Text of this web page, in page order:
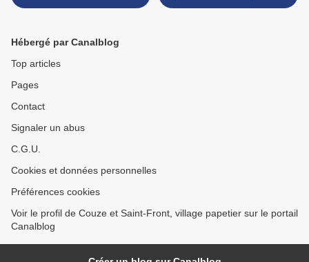
2012 >
Hébergé par Canalblog
Top articles
Pages
Contact
Signaler un abus
C.G.U.
Cookies et données personnelles
Préférences cookies
Voir le profil de Couze et Saint-Front, village papetier sur le portail
Canalblog